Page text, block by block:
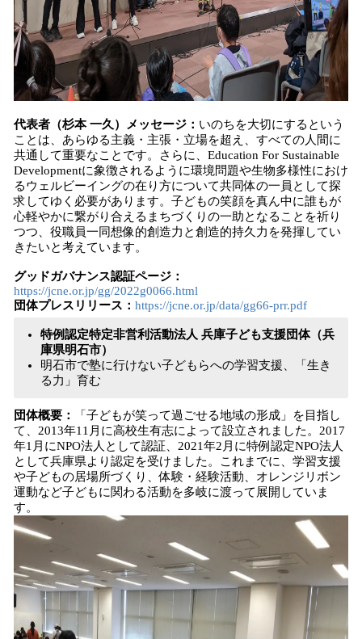
代表者（杉本 一久）メッセージ： いのちを大切にするという
ことは、あらゆる主義・主張・立場を超え、すべての人間に
共通して重要なことです。さらに、Education For Sustainable
Developmentに象徴されるように環境問題や生物多様性におけ
るウェルビーイングの在り方について共同体の一員として探
求してゆく必要があります。子どもの笑顔を真ん中に誰もが
心軽やかに繋がり合えるまちづくりの一助となることを祈り
つつ、役職員一同想像的創造力と創造的持久力を発揮してい
きたいと考えています。
グッドガバナンス認証ページ：
https://jcne.or.jp/gg/2022g0066.html
団体プレスリリース： https://jcne.or.jp/data/gg66-prr.pdf
特例認定特定非営利活動法人 兵庫子ども支援団体（兵
庫県明石市）
明石市で塾に行けない子どもらへの学習支援、「生き
る力」育む
団体概要：
「子どもが笑って過ごせる地域の形成」を目指し
て、2013年11月に高校生有志によって設立されました。2017
年1月にNPO法人として認証、2021年2月に特例認定NPO法人
として兵庫県より認定を受けました。これまでに、学習支援
や子どもの居場所づくり、体験・経験活動、オレンジリボン
運動など子どもに関わる活動を多岐に渡って展開していま
す。